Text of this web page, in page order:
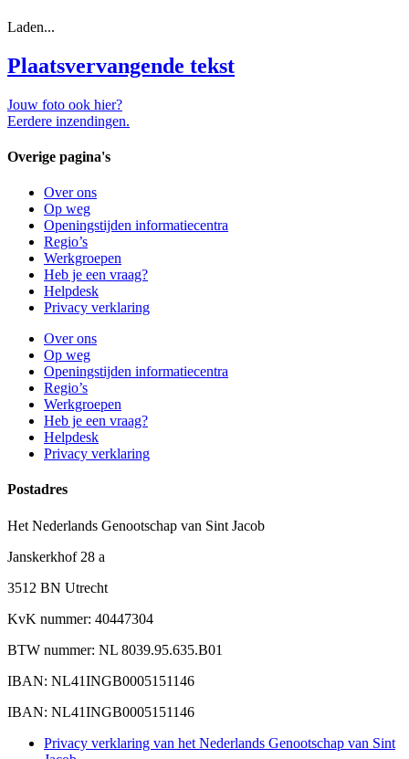
Laden...
Plaatsvervangende tekst
Jouw foto ook hier?
Eerdere inzendingen.
Overige pagina's
Over ons
Op weg
Openingstijden informatiecentra
Regio’s
Werkgroepen
Heb je een vraag?
Helpdesk
Privacy verklaring
Over ons
Op weg
Openingstijden informatiecentra
Regio’s
Werkgroepen
Heb je een vraag?
Helpdesk
Privacy verklaring
Postadres
Het Nederlands Genootschap van Sint Jacob
Janskerkhof 28 a
3512 BN Utrecht
KvK nummer: 40447304
BTW nummer: NL 8039.95.635.B01
IBAN: NL41INGB0005151146
IBAN: NL41INGB0005151146
Privacy verklaring van het Nederlands Genootschap van Sint